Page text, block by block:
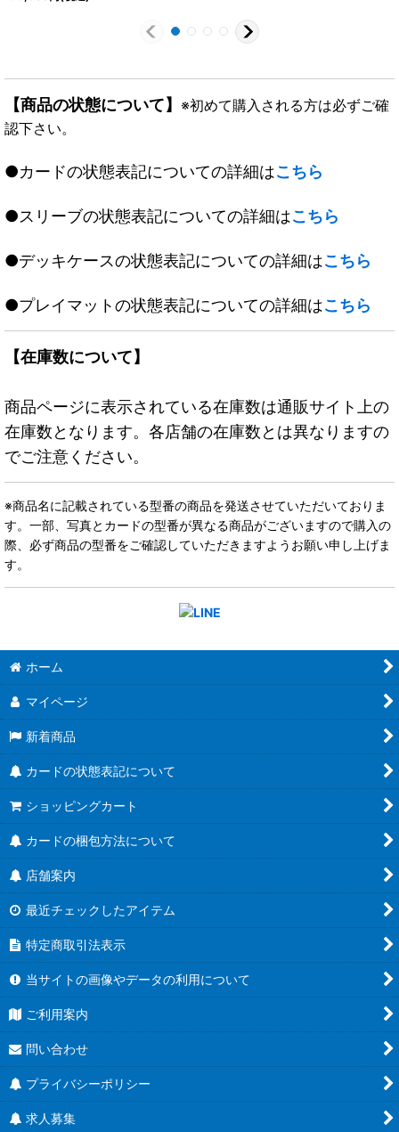
【商品の状態について】 ※初めて購入される方は必ずご確
認下さい。
●カードの状態表記についての詳細はこちら
●スリーブの状態表記についての詳細はこちら
●デッキケースの状態表記についての詳細はこちら
●プレイマットの状態表記についての詳細はこちら
【在庫数について】
商品ページに表示されている在庫数は通販サイト上の
在庫数となります。各店舗の在庫数とは異なりますの
でご注意ください。
※商品名に記載されている型番の商品を発送させていただいておりま
す。一部、写真とカードの型番が異なる商品がございますので購入の
際、必ず商品の型番をご確認していただきますようお願い申し上げま
す。
ホーム
マイページ
新着商品
カードの状態表記について
ショッピングカート
カードの梱包方法について
店舗案内
最近チェックしたアイテム
特定商取引法表示
当サイトの画像やデータの利用について
ご利用案内
問い合わせ
プライバシーポリシー
求人募集